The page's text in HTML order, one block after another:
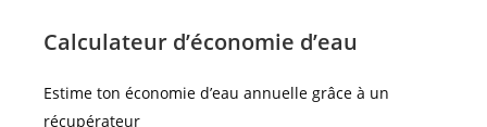
Calculateur d’économie d’eau
Estime ton économie d’eau annuelle grâce à un
récupérateur